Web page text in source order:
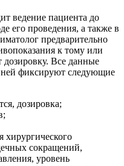
ведение пациента до
его проведения, а также в
предварительно
к тому или
дозировку. Все данные
ней фиксируют следующие
дозировка;
хирургического
сокращений,
уровень